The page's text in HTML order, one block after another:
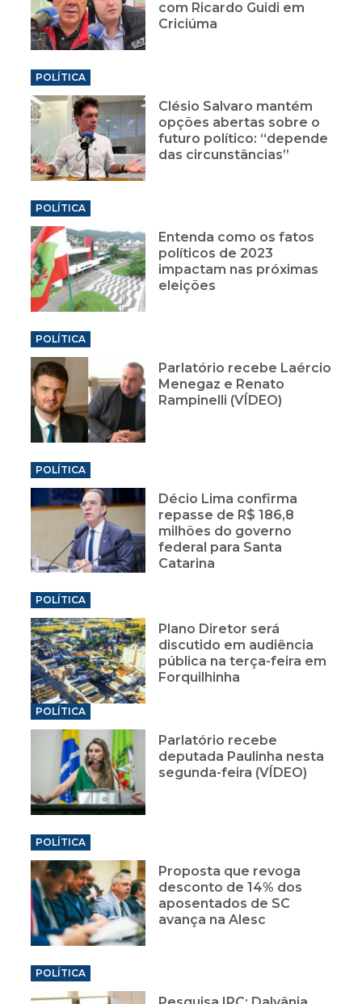
com Ricardo Guidi em
Criciúma
POLÍTICA
Clésio Salvaro mantém
opções abertas sobre o
futuro político: “depende
das circunstâncias”
POLÍTICA
Entenda como os fatos
políticos de 2023
impactam nas próximas
eleições
POLÍTICA
Parlatório recebe Laércio
Menegaz e Renato
Rampinelli (VÍDEO)
POLÍTICA
Décio Lima confirma
repasse de R$ 186,8
milhões do governo
federal para Santa
Catarina
POLÍTICA
Plano Diretor será
discutido em audiência
pública na terça-feira em
Forquilhinha
POLÍTICA
Parlatório recebe
deputada Paulinha nesta
segunda-feira (VÍDEO)
POLÍTICA
Proposta que revoga
desconto de 14% dos
aposentados de SC
avança na Alesc
POLÍTICA